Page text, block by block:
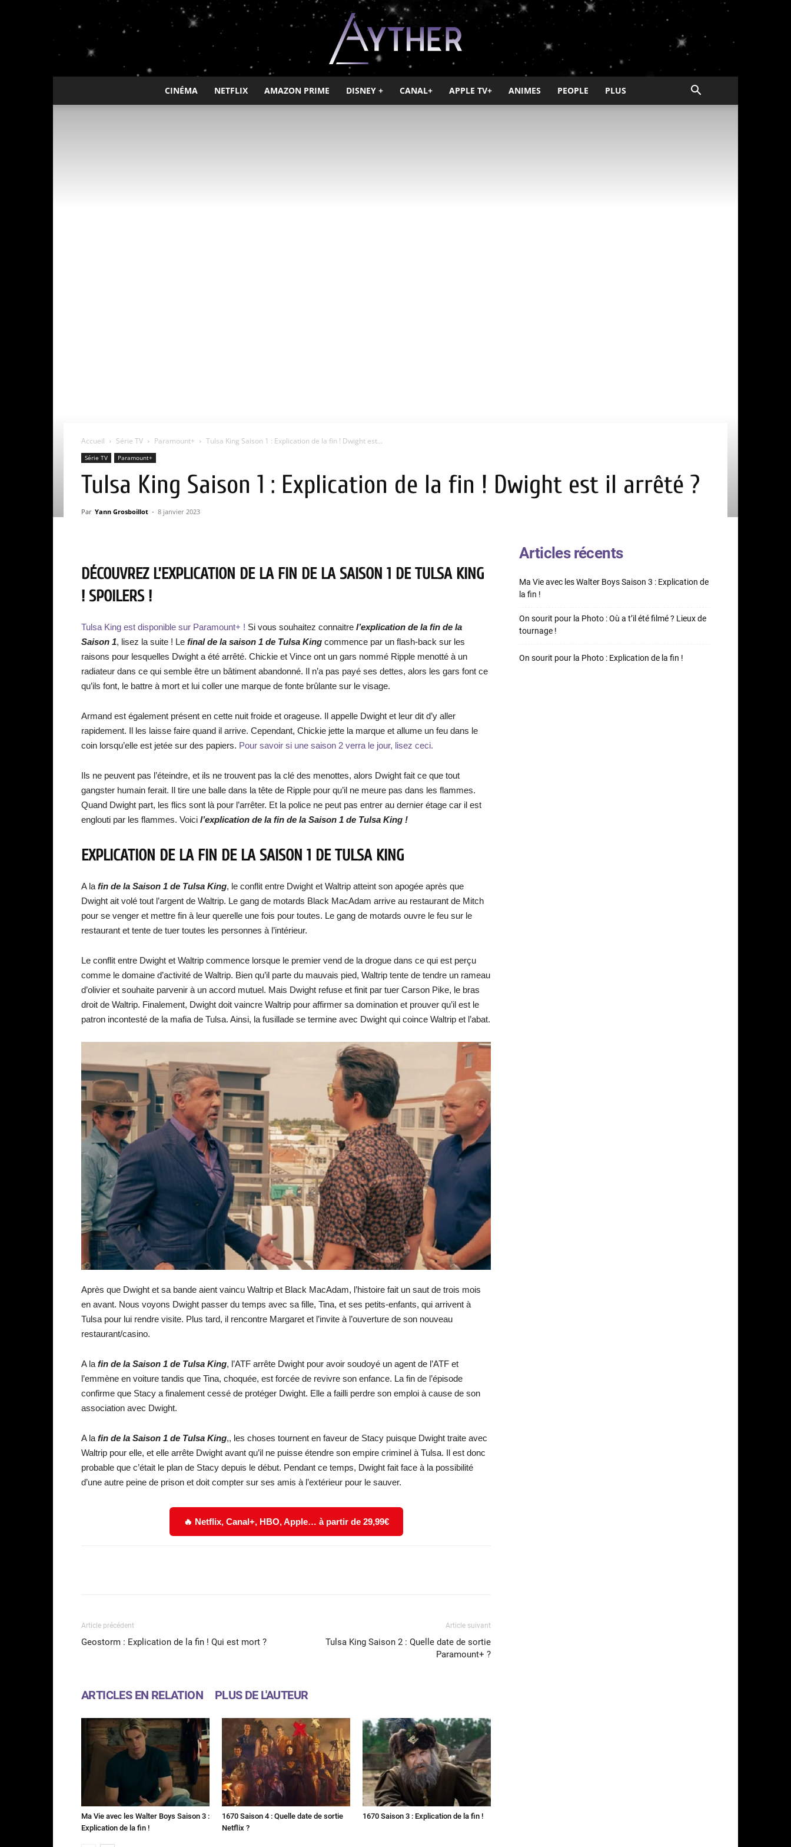
Ayther
CINÉMA NETFLIX AMAZON PRIME DISNEY + CANAL+ APPLE TV+ ANIMES PEOPLE PLUS
Accueil Série TV Paramount+ Tulsa King Saison 1 : Explication de la fin ! Dwight est...
Série TV Paramount+
Tulsa King Saison 1 : Explication de la fin ! Dwight est il arrêté ?
Par Yann Grosboillot - 8 janvier 2023
DÉCOUVREZ L’EXPLICATION DE LA FIN DE LA SAISON 1 DE TULSA KING
! SPOILERS !
Tulsa King est disponible sur Paramount+ ! Si vous souhaitez connaitre l’explication de la fin de la
Saison 1, lisez la suite ! Le final de la saison 1 de Tulsa King commence par un flash-back sur les
raisons pour lesquelles Dwight a été arrêté. Chickie et Vince ont un gars nommé Ripple menotté à un
radiateur dans ce qui semble être un bâtiment abandonné. Il n’a pas payé ses dettes, alors les gars font ce
qu’ils font, le battre à mort et lui coller une marque de fonte brûlante sur le visage.
Armand est également présent en cette nuit froide et orageuse. Il appelle Dwight et leur dit d’y aller
rapidement. Il les laisse faire quand il arrive. Cependant, Chickie jette la marque et allume un feu dans le
coin lorsqu’elle est jetée sur des papiers. Pour savoir si une saison 2 verra le jour, lisez ceci.
Ils ne peuvent pas l’éteindre, et ils ne trouvent pas la clé des menottes, alors Dwight fait ce que tout
gangster humain ferait. Il tire une balle dans la tête de Ripple pour qu’il ne meure pas dans les flammes.
Quand Dwight part, les flics sont là pour l’arrêter. Et la police ne peut pas entrer au dernier étage car il est
englouti par les flammes. Voici l’explication de la fin de la Saison 1 de Tulsa King !
EXPLICATION DE LA FIN DE LA SAISON 1 DE TULSA KING
A la fin de la Saison 1 de Tulsa King, le conflit entre Dwight et Waltrip atteint son apogée après que
Dwight ait volé tout l’argent de Waltrip. Le gang de motards Black MacAdam arrive au restaurant de Mitch
pour se venger et mettre fin à leur querelle une fois pour toutes. Le gang de motards ouvre le feu sur le
restaurant et tente de tuer toutes les personnes à l’intérieur.
Le conflit entre Dwight et Waltrip commence lorsque le premier vend de la drogue dans ce qui est perçu
comme le domaine d’activité de Waltrip. Bien qu’il parte du mauvais pied, Waltrip tente de tendre un rameau
d’olivier et souhaite parvenir à un accord mutuel. Mais Dwight refuse et finit par tuer Carson Pike, le bras
droit de Waltrip. Finalement, Dwight doit vaincre Waltrip pour affirmer sa domination et prouver qu’il est le
patron incontesté de la mafia de Tulsa. Ainsi, la fusillade se termine avec Dwight qui coince Waltrip et l’abat.
Après que Dwight et sa bande aient vaincu Waltrip et Black MacAdam, l’histoire fait un saut de trois mois
en avant. Nous voyons Dwight passer du temps avec sa fille, Tina, et ses petits-enfants, qui arrivent à
Tulsa pour lui rendre visite. Plus tard, il rencontre Margaret et l’invite à l’ouverture de son nouveau
restaurant/casino.
A la fin de la Saison 1 de Tulsa King, l’ATF arrête Dwight pour avoir soudoyé un agent de l’ATF et
l’emmène en voiture tandis que Tina, choquée, est forcée de revivre son enfance. La fin de l’épisode
confirme que Stacy a finalement cessé de protéger Dwight. Elle a failli perdre son emploi à cause de son
association avec Dwight.
A la fin de la Saison 1 de Tulsa King,, les choses tournent en faveur de Stacy puisque Dwight traite avec
Waltrip pour elle, et elle arrête Dwight avant qu’il ne puisse étendre son empire criminel à Tulsa. Il est donc
probable que c’était le plan de Stacy depuis le début. Pendant ce temps, Dwight fait face à la possibilité
d’une autre peine de prison et doit compter sur ses amis à l’extérieur pour le sauver.
🔥 Netflix, Canal+, HBO, Apple… à partir de 29,99€
Article précédent
Geostorm : Explication de la fin ! Qui est mort ?
Article suivant
Tulsa King Saison 2 : Quelle date de sortie
Paramount+ ?
ARTICLES EN RELATION PLUS DE L'AUTEUR
Ma Vie avec les Walter Boys Saison 3 :
Explication de la fin !
1670 Saison 4 : Quelle date de sortie
Netflix ?
1670 Saison 3 : Explication de la fin !
Articles récents
Ma Vie avec les Walter Boys Saison 3 : Explication de
la fin !
On sourit pour la Photo : Où a t’il été filmé ? Lieux de
tournage !
On sourit pour la Photo : Explication de la fin !